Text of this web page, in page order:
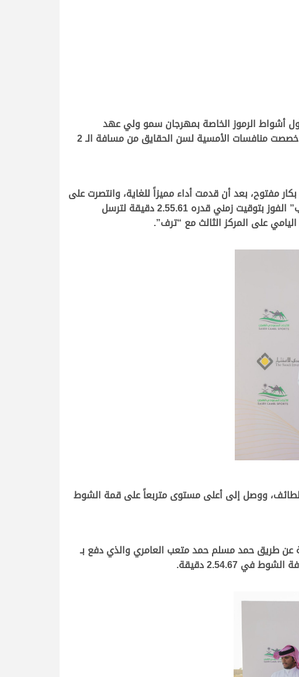
جماهيري غفير، امتلأت به أروقة ميدان الطائف، أقيمت مساء اليوم الخميس 4 سبتمبر 2025، أول أشواط الرموز الخاصة بمهرجان سمو ولي عهد
المملكة العربية السعودية للهجن 2025، والذي يقام في نسخته السابعة على أرضية ميدان الطائف، حيث خصصت منافسات الأمسية لسن الحقايق من مسافة الـ 2
مفتوح، بعد أن قدمت أداء مميزاً للغاية، وانتصرت على
جميع منافسيها محققة المركز الأول وأيضًا أول كؤوس مهرجان ولي العهد للهجن 2025، وحققت “الجذوب” الفوز بتوقيت زمني قدره 2.55.61 دقيقة لترسل
على المركز الثالث مع “ترف”.
ووصل إلى أعلى مستوى متربعاً على قمة الشوط
عن طريق حمد مسلم حمد متعب العامري والذي دفع بـ
2.54.67 دقيقة.